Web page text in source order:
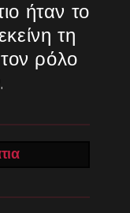
ήταν το
τη
ρόλο